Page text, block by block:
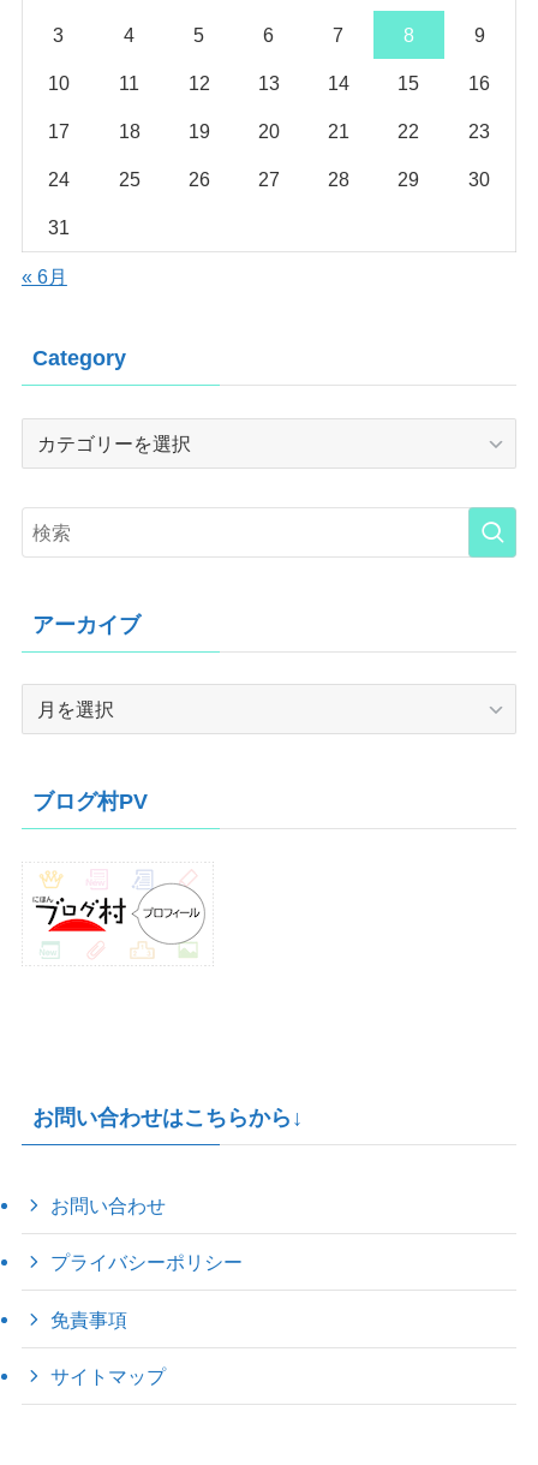
3 4 5 6 7 8 9
10 11 12 13 14 15 16
17 18 19 20 21 22 23
24 25 26 27 28 29 30
31
« 6月
Category
Category
アーカイブ
ブ
ブログ村PV
お問い合わせはこちらから↓
お問い合わせ
プライバシーポリシー
免責事項
サイトマップ